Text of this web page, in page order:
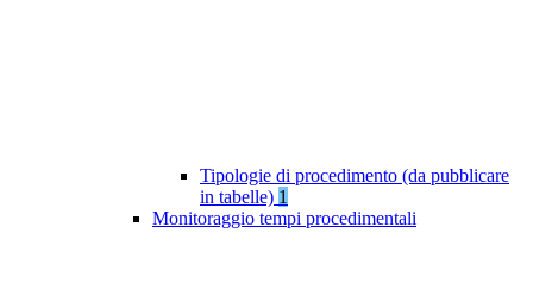
Tipologie di procedimento (da pubblicare
in tabelle) 1
Monitoraggio tempi procedimentali